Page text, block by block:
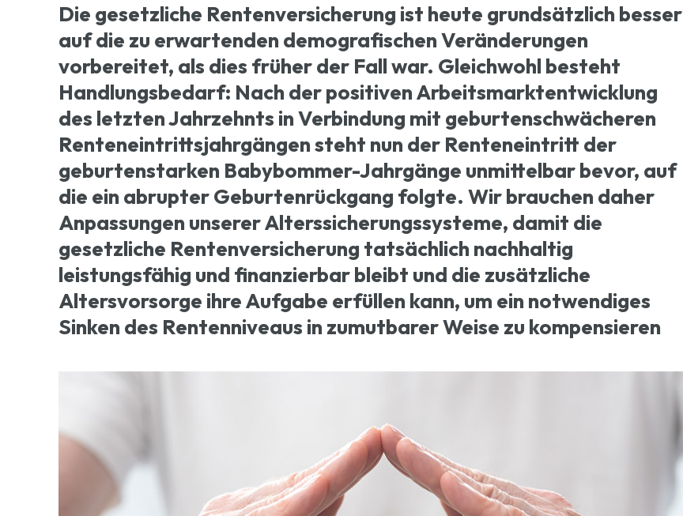
Die gesetzliche Rentenversicherung ist heute grundsätzlich besser
auf die zu erwartenden demografischen Veränderungen
vorbereitet, als dies früher der Fall war. Gleichwohl besteht
Handlungsbedarf: Nach der positiven Arbeitsmarktentwicklung
des letzten Jahrzehnts in Verbindung mit geburtenschwächeren
Renteneintrittsjahrgängen steht nun der Renteneintritt der
geburtenstarken Babybommer-Jahrgänge unmittelbar bevor, auf
die ein abrupter Geburtenrückgang folgte. Wir brauchen daher
Anpassungen unserer Alterssicherungssysteme, damit die
gesetzliche Rentenversicherung tatsächlich nachhaltig
leistungsfähig und finanzierbar bleibt und die zusätzliche
Altersvorsorge ihre Aufgabe erfüllen kann, um ein notwendiges
Sinken des Rentenniveaus in zumutbarer Weise zu kompensieren